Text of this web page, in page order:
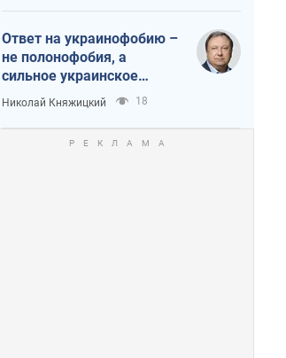
Ответ на украинофобию –
не полонофобия, а
сильное украинское
государство
Николай Княжицкий 18